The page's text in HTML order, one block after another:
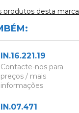
produtos desta marca
IN.16.221.19
Contacte-nos para
preços / mais
informações
IN.07.471